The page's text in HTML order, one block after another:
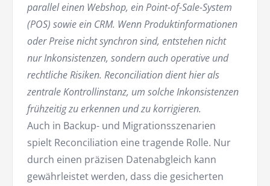
parallel einen Webshop, ein Point-of-Sale-System
(POS) sowie ein CRM. Wenn Produktinformationen
oder Preise nicht synchron sind, entstehen nicht
nur Inkonsistenzen, sondern auch operative und
rechtliche Risiken. Reconciliation dient hier als
zentrale Kontrollinstanz, um solche Inkonsistenzen
frühzeitig zu erkennen und zu korrigieren.
Auch in Backup- und Migrationsszenarien
spielt Reconciliation eine tragende Rolle. Nur
durch einen präzisen Datenabgleich kann
gewährleistet werden, dass die gesicherten